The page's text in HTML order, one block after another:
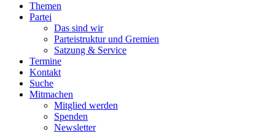
Themen
Partei
Das sind wir
Parteistruktur und Gremien
Satzung & Service
Termine
Kontakt
Suche
Mitmachen
Mitglied werden
Spenden
Newsletter